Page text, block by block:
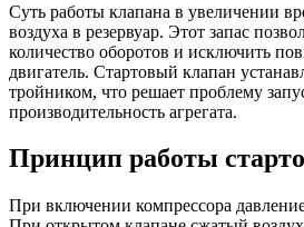
Суть работы клапана в увеличении
воздуха в резервуар. Этот запас
количество оборотов и исключить
двигатель. Стартовый клапан
тройником, что решает проблему
производительность агрегата.
Принцип работы
При включении компрессора